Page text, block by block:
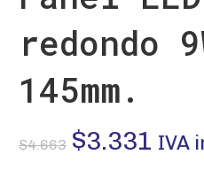
redondo
145mm.
$4.663 El
$3.331 El
IVA